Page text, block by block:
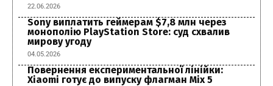
22.06.2026
Sony виплатить геймерам $7,8 млн через
монополію PlayStation Store: суд схвалив
мирову угоду
04.05.2026
Повернення експериментальної лінійки:
Xiaomi готує до випуску флагман Mix 5